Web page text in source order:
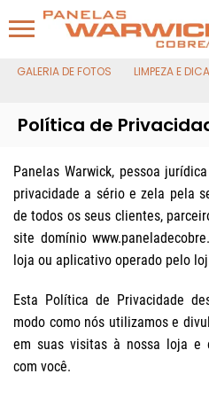
GALERIA DE FOTOS LIMPEZA E
Política de
Panelas Warwick, pessoa
privacidade a sério e zela pela
de todos os seus clientes,
site domínio
loja ou aplicativo operado pelo
Esta Política de Privacidade
modo como nós utilizamos e
em suas visitas à nossa loja e
com você.